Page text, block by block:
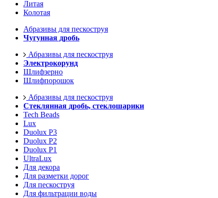
Литая
Колотая
Абразивы для пескоструя
Чугунная дробь
Абразивы для пескоструя
Электрокорунд
Шлифзерно
Шлифпорошок
Абразивы для пескоструя
Стеклянная дробь, стеклошарики
Tech Beads
Lux
Duolux P3
Duolux P2
Duolux P1
UltraLux
Для декора
Для разметки дорог
Для пескоструя
Для фильтрации воды